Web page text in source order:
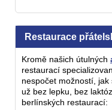
Restaurace
Kromě našich útulných
restaurací
nespočet možností,
už bez lepku, bez
berlínských restaurací: